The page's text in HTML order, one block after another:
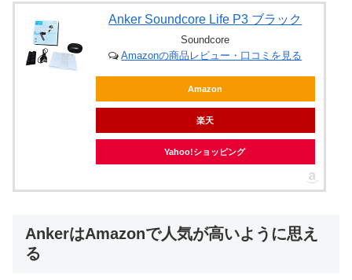
Anker Soundcore Life P3 ブラック
Soundcore
Amazonの商品レビュー・口コミを見る
Amazon
楽天
Yahoo!ショッピング
AnkerはAmazonで人気が高いように思え
る